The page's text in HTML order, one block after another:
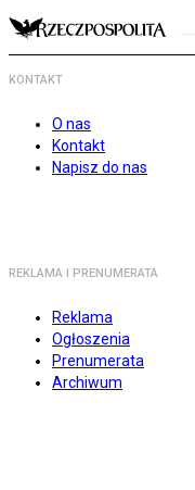
KONTAKT
O nas
Kontakt
Napisz do nas
REKLAMA I PRENUMERATA
Reklama
Ogłoszenia
Prenumerata
Archiwum